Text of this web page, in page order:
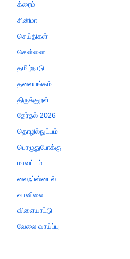
க்ரைம்
சினிமா
செய்திகள்
சென்னை
தமிழ்நாடு
தலையங்கம்
திருக்குறள்
தேர்தல் 2026
தொழில்நுட்பம்
பொழுதுபோக்கு
மாவட்டம்
லைஃப்ஸ்டைல்
வானிலை
விளையாட்டு
வேலை வாய்ப்பு